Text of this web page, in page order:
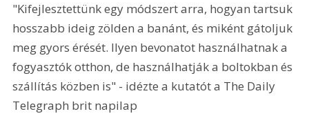
"Kifejlesztettünk egy módszert arra, hogyan tartsuk
hosszabb ideig zölden a banánt, és miként gátoljuk
meg gyors érését. Ilyen bevonatot használhatnak a
fogyasztók otthon, de használhatják a boltokban és
szállítás közben is" - idézte a kutatót a The Daily
Telegraph brit napilap